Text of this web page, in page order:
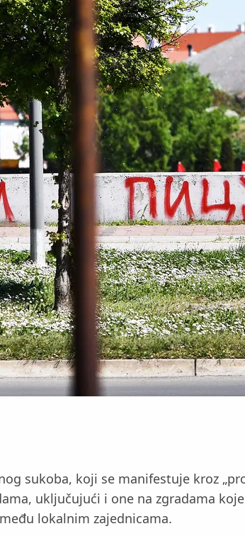
sukoba, koji se manifestuje kroz
uključujući i one na zgradama
lokalnim zajednicama.